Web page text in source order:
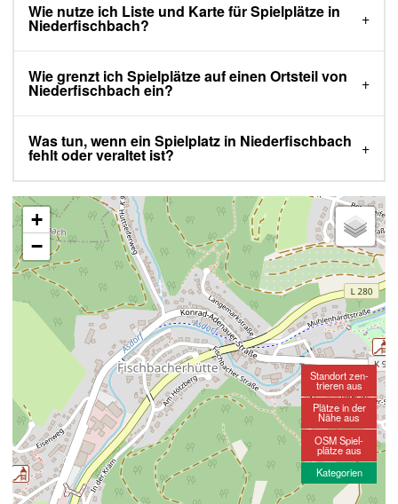
Wie nutze ich Liste und Karte für Spielplätze in
Niederfischbach?
Wie grenzt ich Spielplätze auf einen Ortsteil von
Niederfischbach ein?
Was tun, wenn ein Spielplatz in Niederfischbach
fehlt oder veraltet ist?
+
−
Standort zen-
trieren aus
Plätze in der
Nähe aus
OSM Spiel-
plätze aus
Kategorien